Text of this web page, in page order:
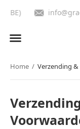
Home Verzending